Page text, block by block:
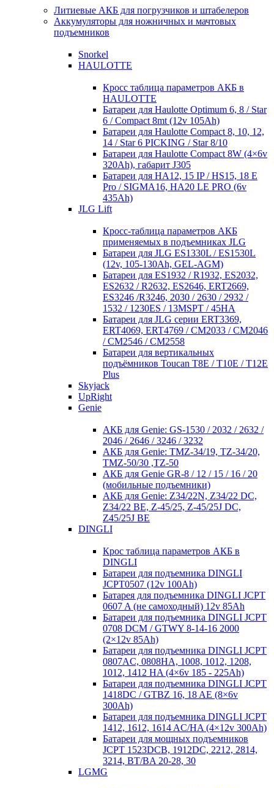
Литиевые АКБ для погрузчиков и штабелеров
Аккумуляторы для ножничных и мачтовых
подъемников
Snorkel
HAULOTTE
Кросc таблица параметров АКБ в
HAULOTTE
Батареи для Haulotte Optimum 6, 8 / Star
6 / Compact 8mt (12v 105Ah)
Батареи для Haulotte Compact 8, 10, 12,
14 / Star 6 PICKING / Star 8/10
Батареи для Haulotte Compact 8W (4×6v
320Ah), габарит J305
Батареи для HA12, 15 IP / HS15, 18 E
Pro / SIGMA16, HA20 LE PRO (6v
435Ah)
JLG Lift
Кросc-таблица параметров АКБ
применяемых в подъемниках JLG
Батареи для JLG ES1330L / ES1530L
(12v, 105-130Ah, GEL-AGM)
Батареи для ES1932 / R1932, ES2032,
ES2632 / R2632, ES2646, ERT2669,
ES3246 /R3246, 2030 / 2630 / 2932 /
1532 / 1230ES / 13MSPT / 45HA
Батареи для JLG серии ERT3369,
ERT4069, ERT4769 / CM2033 / CM2046
/ CM2546 / CM2558
Батареи для вертикальных
подъёмников Toucan T8E / T10E / T12E
Plus
Skyjack
UpRight
Genie
АКБ для Genie: GS-1530 / 2032 / 2632 /
2046 / 2646 / 3246 / 3232
АКБ для Genie: TMZ-34/19, TZ-34/20,
TMZ-50/30 ,TZ-50
АКБ для Genie GR-8 / 12 / 15 / 16 / 20
(мобильные подъемники)
АКБ для Genie: Z34/22N, Z34/22 DC,
Z34/22 BE, Z-45/25, Z-45/25J DC,
Z45/25J BE
DINGLI
Крос таблица параметров АКБ в
DINGLI
Батареи для подъемника DINGLI
JCPT0507 (12v 100Ah)
Батарея для подъемника DINGLI JCPT
0607 A (не самоходный) 12v 85Ah
Батареи для подъемника DINGLI JCPT
0708 DCM / GTWY 8-14-16 2000
(2×12v 85Ah)
Батареи для подъемника DINGLI JCPT
0807AC, 0808HA, 1008, 1012, 1208,
1012, 1412 HA (4×6v 185 - 225Ah)
Батареи для подъемника DINGLI JCPT
1418DC / GTBZ 16, 18 AE (8×6v
300Ah)
Батареи для подъемника DINGLI JCPT
1412, 1612, 1614 AC/HA (4×12v 300Ah)
Батареи для мощных подъемников
JCPT 1523DCB, 1912DC, 2212, 2814,
3214, BT/BA 20-28, 30
LGMG